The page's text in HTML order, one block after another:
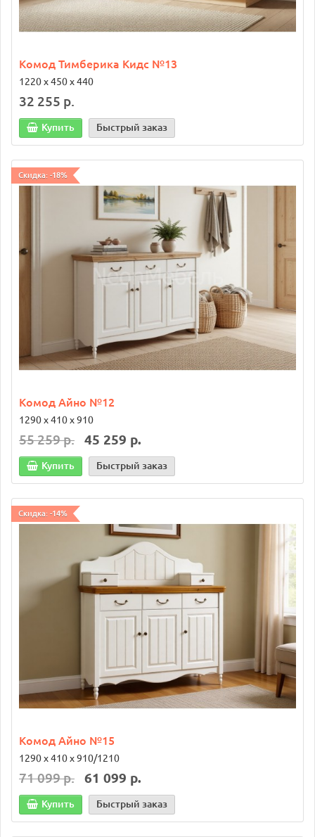
Комод Тимберика Кидс №13
1220 х 450 х 440
32 255 р.
Купить Быстрый заказ
Скидка: -18%
Комод Айно №12
1290 х 410 х 910
55 259 р. 45 259 р.
Купить Быстрый заказ
Скидка: -14%
Комод Айно №15
1290 х 410 х 910/1210
71 099 р. 61 099 р.
Купить Быстрый заказ